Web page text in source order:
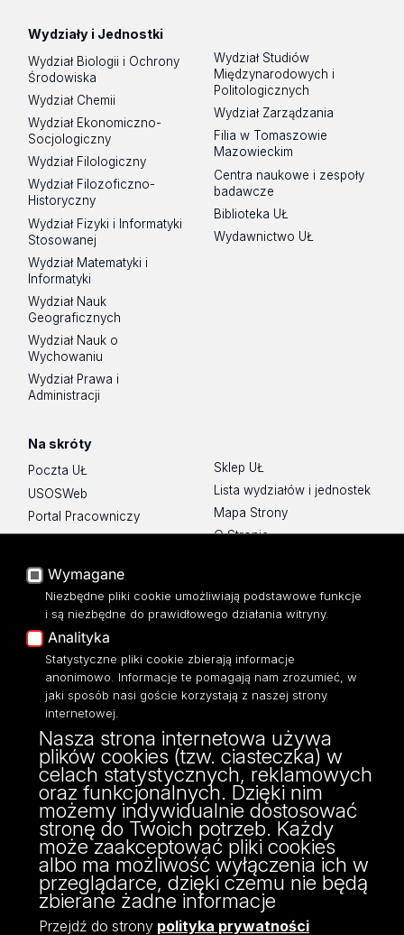
Wydziały i Jednostki
Wydział Biologii i Ochrony
Środowiska
Wydział Chemii
Wydział Ekonomiczno-
Socjologiczny
Wydział Filologiczny
Wydział Filozoficzno-
Historyczny
Wydział Fizyki i Informatyki
Stosowanej
Wydział Matematyki i
Informatyki
Wydział Nauk
Geograficznych
Wydział Nauk o
Wychowaniu
Wydział Prawa i
Administracji
Wydział Studiów
Międzynarodowych i
Politologicznych
Wydział Zarządzania
Filia w Tomaszowie
Mazowieckim
Centra naukowe i zespoły
badawcze
Biblioteka UŁ
Wydawnictwo UŁ
Na skróty
Poczta UŁ
USOSWeb
Portal Pracowniczy
Baza Aktów Własnych
Moodle
Eksperci UŁ
Polityka Prywatności
Dostępność
Sklep UŁ
Lista wydziałów i jednostek
Mapa Strony
O Stronie
ul. Narutowicza 68, 90-136 Łódź
NIP: 724 000 32 43
Adres do doręczeń elektronicznych (ADE):
AE:PL-74796-17640-IHHIV-17
KONTAKT
Wymagane
Niezbędne pliki cookie umożliwiają podstawowe funkcje
i są niezbędne do prawidłowego działania witryny.
Analityka
Statystyczne pliki cookie zbierają informacje
anonimowo. Informacje te pomagają nam zrozumieć, w
jaki sposób nasi goście korzystają z naszej strony
internetowej.
Nasza strona internetowa używa
plików cookies (tzw. ciasteczka) w
celach statystycznych, reklamowych
oraz funkcjonalnych. Dzięki nim
możemy indywidualnie dostosować
stronę do Twoich potrzeb. Każdy
może zaakceptować pliki cookies
albo ma możliwość wyłączenia ich w
przeglądarce, dzięki czemu nie będą
zbierane żadne informacje
Przejdź do strony polityka prywatności